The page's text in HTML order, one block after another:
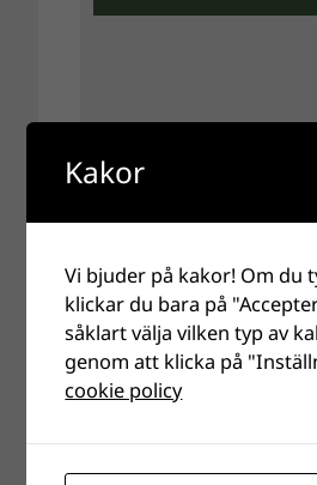
Kakor
Vi bjuder på kakor! Om du
klickar du bara på
såklart välja vilken typ av
genom att klicka på
cookie policy